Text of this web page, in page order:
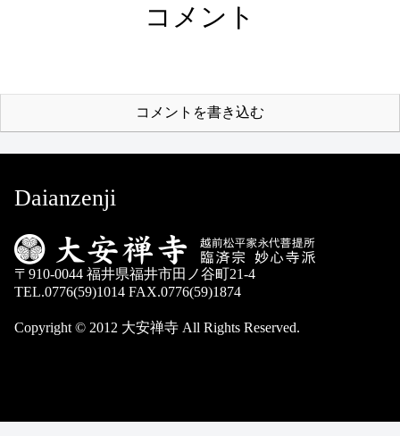
コメント
コメントを書き込む
Daianzenji
〒910-0044 福井県福井市田ノ谷町21-4
TEL.0776(59)1014 FAX.0776(59)1874
Copyright © 2012 大安禅寺 All Rights Reserved.